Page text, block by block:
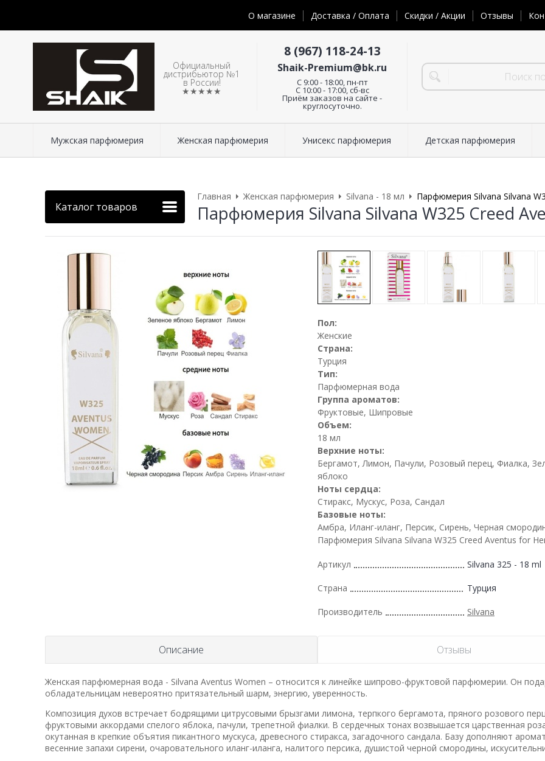
О магазине Доставка / Оплата Скидки / Акции Отзывы
Официальный
дистрибьютор №1
в России!
★★★★★
8 (967) 118-24-13
Shaik-Premium@bk.ru
C 9:00 - 18:00, пн-пт
С 10:00 - 17:00, сб-вс
Приём заказов на сайте -
круглосуточно.
Мужская парфюмерия Женская парфюмерия Унисекс парфюмерия Детская парфюмерия
Каталог товаров
Главная Женская парфюмерия Silvana - 18 мл Парфюмерия Silvana Silvana
Парфюмерия Silvana Silvana W325 Creed
Пол:
Женские
Страна:
Турция
Тип:
Парфюмерная вода
Группа ароматов:
Фруктовые, Шипровые
Объем:
18 мл
Верхние ноты:
Бергамот, Лимон, Пачули, Розовый перец, Фиалка,
яблоко
Ноты сердца:
Стиракс, Мускус, Роза, Сандал
Базовые ноты:
Амбра, Иланг-иланг, Персик, Сирень, Черная
Парфюмерия Silvana Silvana W325 Creed Aventus for
Артикул Silvana 325 - 18 ml
Страна Турция
Производитель Silvana
Описание Отзывы
Женская парфюмерная вода - Silvana Aventus Women – относится к линейке шипрово-фруктовой парфюмерии. Он
обладательницам невероятно притязательный шарм, энергию, уверенность.
Композиция духов встречает бодрящими цитрусовыми брызгами лимона, терпкого бергамота, пряного розового
фруктовыми аккордами спелого яблока, пачули, трепетной фиалки. В сердечных тонах возвышается царственная
окутанная в крепкие объятия пикантного мускуса, древесного стиракса, загадочного сандала. Базу дополняют
весенние запахи сирени, очаровательного иланг-иланга, налитого персика, душистой черной смородины,